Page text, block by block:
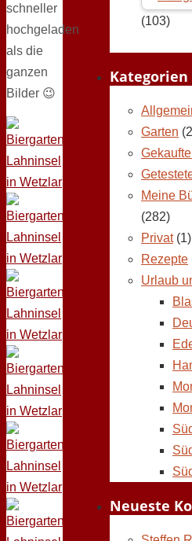
schneller
hochgeladen
als die
ganzen
Bilder 😉
(103)
Kategorien
Garten
Meine
(282)
Privat(1)
Rezepte
Urlaub
Neueste